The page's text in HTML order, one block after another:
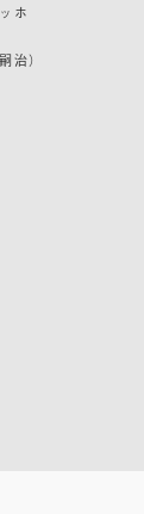
ホ
治）